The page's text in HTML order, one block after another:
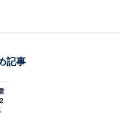
躍する卒業生の存在や、有
から、「出身」と聞くと印象
ではトップで、実際に有名
く、部活動でも結果を出し
記事